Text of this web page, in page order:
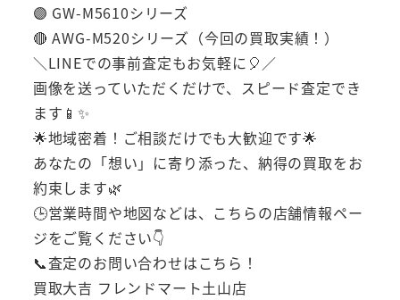
🟣 GW-M5610シリーズ
🔴 AWG-M520シリーズ（今回の買取実績！）
＼LINEでの事前査定もお気軽に🎈／
画像を送っていただくだけで、スピード査定でき
ます📱✨
🌟地域密着！ご相談だけでも大歓迎です🌟
あなたの「想い」に寄り添った、納得の買取をお
約束します🌿
🕒営業時間や地図などは、こちらの店舗情報ペー
ジをご覧ください👇
📞査定のお問い合わせはこちら！
買取大吉 フレンドマート土山店